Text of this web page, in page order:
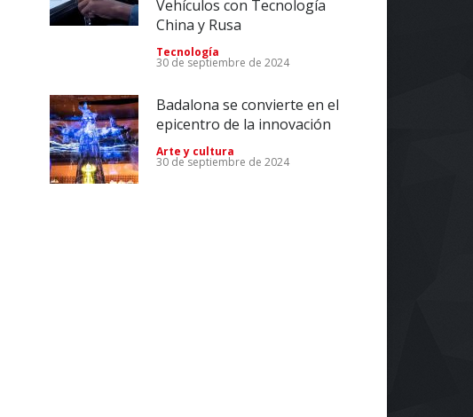
Vehículos con Tecnología
China y Rusa
Tecnología
30 de septiembre de 2024
Badalona se convierte en el
epicentro de la innovación
Arte y cultura
30 de septiembre de 2024